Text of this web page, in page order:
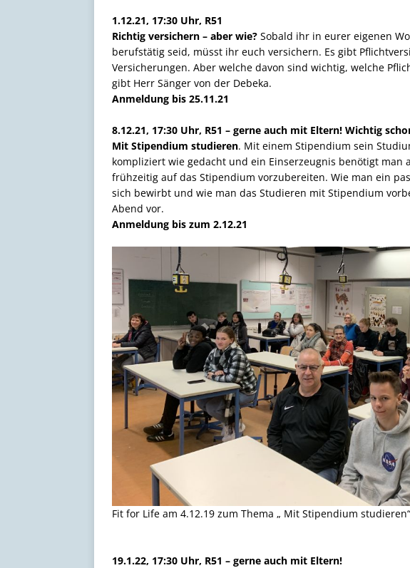
1.12.21, 17:30 Uhr, R51
Richtig versichern – aber wie? Sobald ihr in eurer eigenen
berufstätig seid, müsst ihr euch versichern. Es gibt
Versicherungen. Aber welche davon sind wichtig, welche
gibt Herr Sänger von der Debeka.
Anmeldung bis 25.11.21
8.12.21, 17:30 Uhr, R51 – gerne auch mit Eltern! Wichtig
Mit Stipendium studieren. Mit einem Stipendium sein
kompliziert wie gedacht und ein Einserzeugnis benötigt man
frühzeitig auf das Stipendium vorzubereiten. Wie man ein
sich bewirbt und wie man das Studieren mit Stipendium
Abend vor.
Anmeldung bis zum 2.12.21
Fit for Life am 4.12.19 zum Thema „ Mit Stipendium studieren“
19.1.22, 17:30 Uhr, R51 – gerne auch mit Eltern!